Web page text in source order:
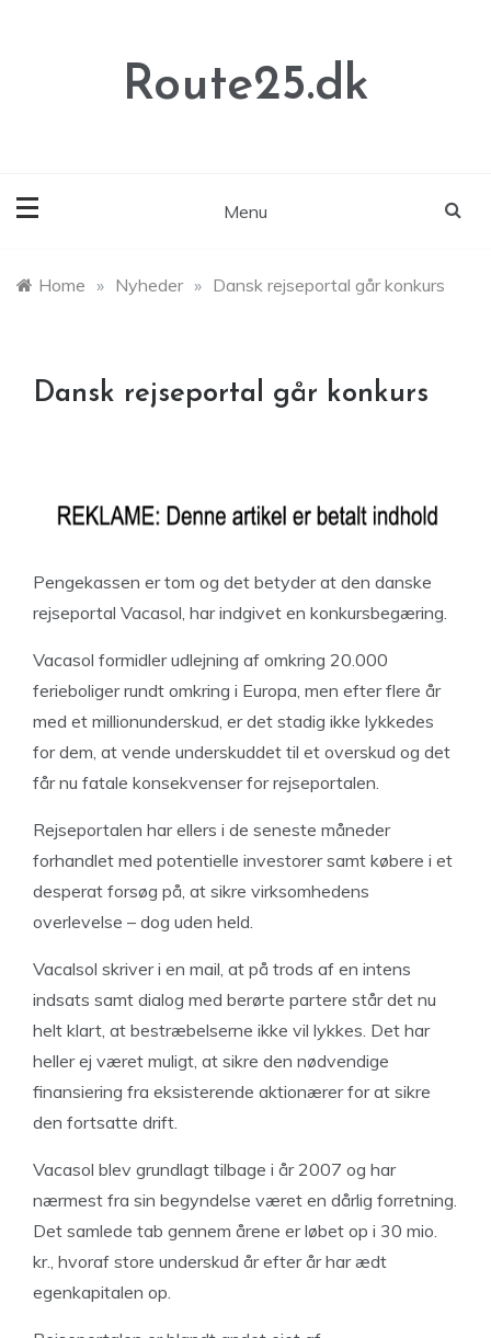
Route25.dk
Menu
Home » Nyheder » Dansk rejseportal går konkurs
Dansk rejseportal går konkurs
Pengekassen er tom og det betyder at den danske
rejseportal Vacasol, har indgivet en konkursbegæring.
Vacasol formidler udlejning af omkring 20.000
ferieboliger rundt omkring i Europa, men efter flere år
med et millionunderskud, er det stadig ikke lykkedes
for dem, at vende underskuddet til et overskud og det
får nu fatale konsekvenser for rejseportalen.
Rejseportalen har ellers i de seneste måneder
forhandlet med potentielle investorer samt købere i et
desperat forsøg på, at sikre virksomhedens
overlevelse – dog uden held.
Vacalsol skriver i en mail, at på trods af en intens
indsats samt dialog med berørte partere står det nu
helt klart, at bestræbelserne ikke vil lykkes. Det har
heller ej været muligt, at sikre den nødvendige
finansiering fra eksisterende aktionærer for at sikre
den fortsatte drift.
Vacasol blev grundlagt tilbage i år 2007 og har
nærmest fra sin begyndelse været en dårlig forretning.
Det samlede tab gennem årene er løbet op i 30 mio.
kr., hvoraf store underskud år efter år har ædt
egenkapitalen op.